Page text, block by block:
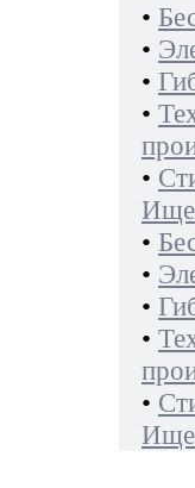
•
•
•
•
•
•
•
•
•
•